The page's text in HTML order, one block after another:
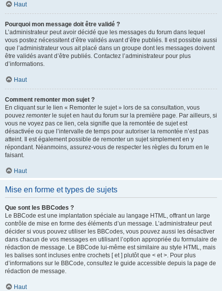
Haut
Pourquoi mon message doit être validé ?
L’administrateur peut avoir décidé que les messages du forum dans lequel
vous postez nécessitent d’être validés avant d’être publiés. Il est possible aussi
que l’administrateur vous ait placé dans un groupe dont les messages doivent
être validés avant d’être publiés. Contactez l’administrateur pour plus
d’informations.
Haut
Comment remonter mon sujet ?
En cliquant sur le lien « Remonter le sujet » lors de sa consultation, vous
pouvez remonterle sujet en haut du forum sur la première page. Par ailleurs, si
vous ne voyez pas ce lien, cela signifie que la remontée de sujet est
désactivée ou que l’intervalle de temps pour autoriser la remontée n’est pas
atteint. Il est également possible de remonter un sujet simplement en y
répondant. Néanmoins, assurez-vous de respecter les règles du forum en le
faisant.
Haut
Mise en forme et types de sujets
Que sont les BBCodes ?
Le BBCode est une implantation spéciale au langage HTML, offrant un large
contrôle de mise en forme des éléments d’un message. L’administrateur peut
décider si vous pouvez utiliser les BBCodes, vous pouvez aussi les désactiver
dans chacun de vos messages en utilisant l’option appropriée du formulaire de
rédaction de message. Le BBCode lui-même est similaire au style HTML, mais
les balises sont incluses entre crochets [ et ] plutôt que < et >. Pour plus
d’informations sur le BBCode, consultez le guide accessible depuis la page de
rédaction de message.
Haut